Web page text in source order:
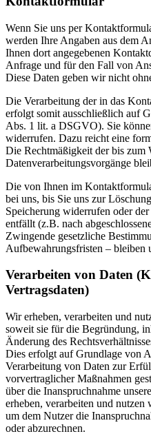
Wenn Sie uns per
werden Ihre Angaben aus dem
Ihnen dort angegebenen
Anfrage und für den Fall von
Diese Daten geben wir nicht
Die Verarbeitung der in das
erfolgt somit ausschließlich auf
Abs. 1 lit. a DSGVO). Sie
widerrufen. Dazu reicht eine
Die Rechtmäßigkeit der bis zum
Datenverarbeitungsvorgänge
Die von Ihnen im
bei uns, bis Sie uns zur
Speicherung widerrufen oder
entfällt (z.B. nach
Zwingende gesetzliche
Aufbewahrungsfristen – bleiben
Verarbeiten von Daten
Vertragsdaten)
Wir erheben, verarbeiten und
soweit sie für die Begründung,
Änderung des
Dies erfolgt auf Grundlage von
Verarbeitung von Daten zur
vorvertraglicher Maßnahmen
über die Inanspruchnahme
erheben, verarbeiten und
um dem Nutzer die
oder abzurechnen.